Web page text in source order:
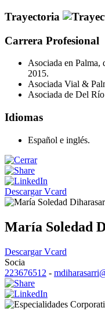
Trayectoria
Carrera Profesional
Asociada en Palma,
2015.
Asociada Vial &
Asociada de Del
Idiomas
Español e inglés.
Descargar Vcard
María Soledad
Descargar Vcard
Socia
223676512 -